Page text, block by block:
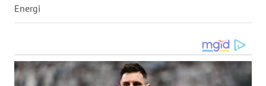
Energi
TINGGI
WN